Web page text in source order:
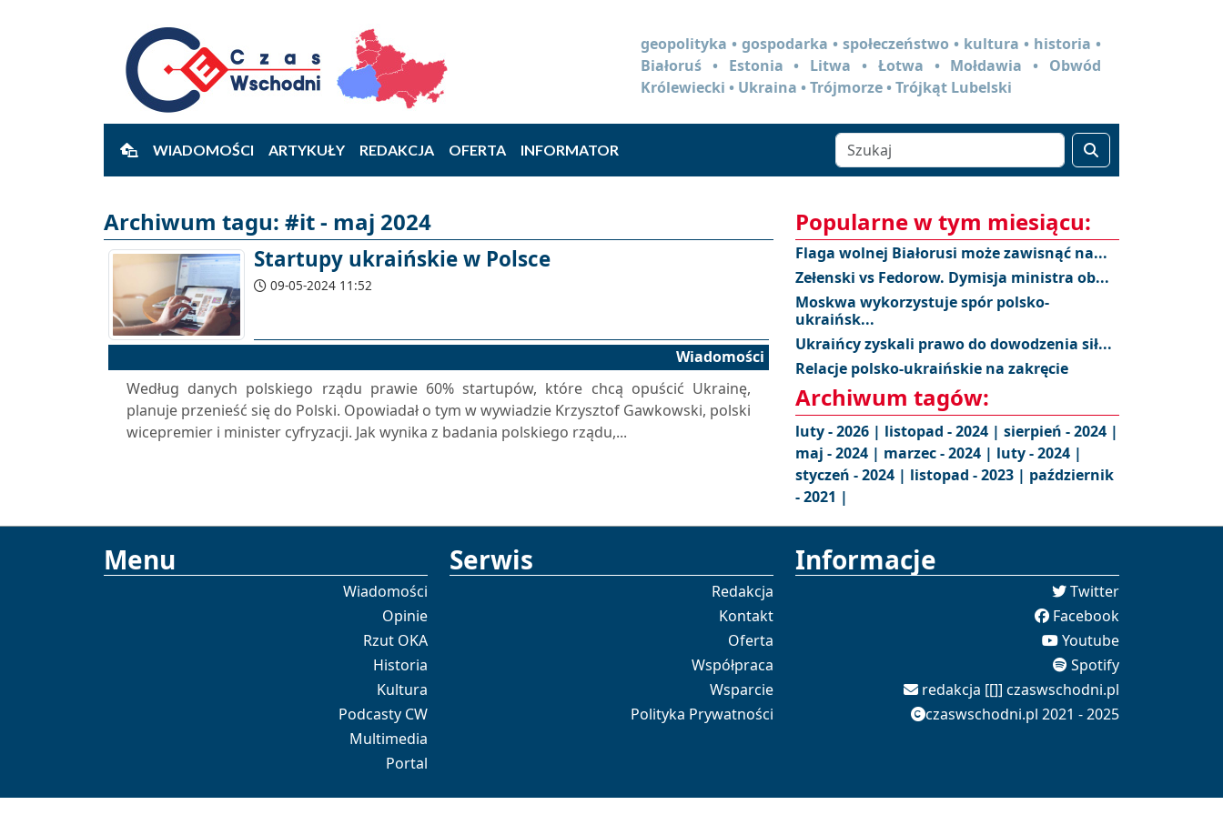
geopolityka • gospodarka • społeczeństwo • kultura • historia •
Białoruś • Estonia • Litwa • Łotwa • Mołdawia • Obwód
Królewiecki • Ukraina • Trójmorze • Trójkąt Lubelski
WIADOMOŚCI ARTYKUŁY REDAKCJA OFERTA INFORMATOR
Archiwum tagu: #it - maj 2024
Startupy ukraińskie w Polsce
09-05-2024 11:52
Wiadomości
Według danych polskiego rządu prawie 60% startupów, które chcą opuścić Ukrainę,
planuje przenieść się do Polski. Opowiadał o tym w wywiadzie Krzysztof Gawkowski, polski
wicepremier i minister cyfryzacji. Jak wynika z badania polskiego rządu,...
Popularne w tym miesiącu:
Flaga wolnej Białorusi może zawisnąć na...
Zełenski vs Fedorow. Dymisja ministra ob...
Moskwa wykorzystuje spór polsko-
ukraińsk...
Ukraińcy zyskali prawo do dowodzenia sił...
Relacje polsko-ukraińskie na zakręcie
Archiwum tagów:
luty - 2026 | listopad - 2024 | sierpień - 2024 |
maj - 2024 | marzec - 2024 | luty - 2024 |
styczeń - 2024 | listopad - 2023 | październik
- 2021 |
Menu
Wiadomości
Opinie
Rzut OKA
Historia
Kultura
Podcasty CW
Multimedia
Portal
Serwis
Redakcja
Kontakt
Oferta
Współpraca
Wsparcie
Polityka Prywatności
Informacje
Twitter
Facebook
Youtube
Spotify
redakcja [[]] czaswschodni.pl
czaswschodni.pl 2021 - 2025